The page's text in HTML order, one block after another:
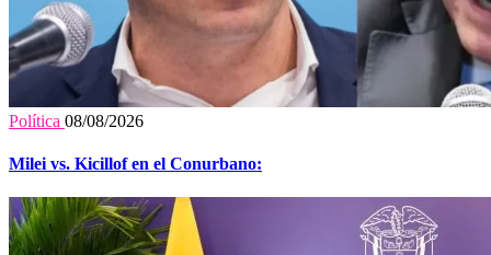
Política 08/08/2026
Milei vs. Kicillof en el Conurbano: